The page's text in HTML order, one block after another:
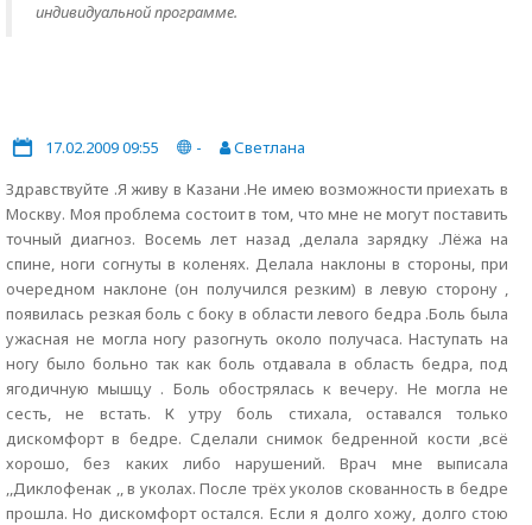
индивидуальной программе.
17.02.2009 09:55 -
Светлана
Здравствуйте .Я живу в Казани .Не имею возможности приехать в
Москву. Моя проблема состоит в том, что мне не могут поставить
точный диагноз. Восемь лет назад ,делала зарядку .Лёжа на
спине, ноги согнуты в коленях. Делала наклоны в стороны, при
очередном наклоне (он получился резким) в левую сторону ,
появилась резкая боль с боку в области левого бедра .Боль была
ужасная не могла ногу разогнуть около получаса. Наступать на
ногу было больно так как боль отдавала в область бедра, под
ягодичную мышцу . Боль обострялась к вечеру. Не могла не
сесть, не встать. К утру боль стихала, оставался только
дискомфорт в бедре. Сделали снимок бедренной кости ,всё
хорошо, без каких либо нарушений. Врач мне выписала
,,Диклофенак ,, в уколах. После трёх уколов скованность в бедре
прошла. Но дискомфорт остался. Если я долго хожу, долго стою